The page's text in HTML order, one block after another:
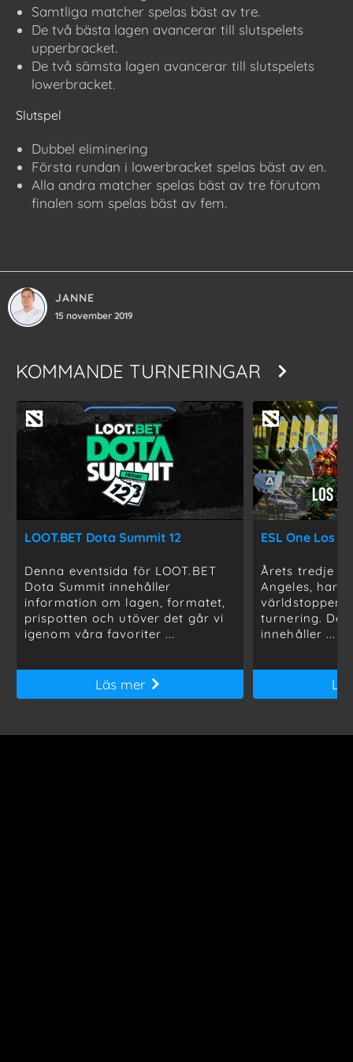
Samtliga matcher spelas bäst av tre.
De två bästa lagen avancerar till slutspelets
upperbracket.
De två sämsta lagen avancerar till slutspelets
lowerbracket.
Slutspel
Dubbel eliminering
Första rundan i lowerbracket spelas bäst av en.
Alla andra matcher spelas bäst av tre förutom
finalen som spelas bäst av fem.
JANNE
15 november 2019
KOMMANDE TURNERINGAR
LOOT.BET Dota Summit 12
Denna eventsida för LOOT.BET
Dota Summit innehåller
information om lagen, formatet,
prispotten och utöver det går vi
igenom våra favoriter ...
Läs mer
ESL One Los
Årets tredje
Angeles, har
världstoppen
turnering.
innehåller ...